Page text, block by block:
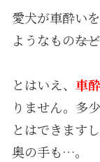
愛犬が車酔い
ようなもの――
とはいえ、 車
りません。多
とはできます
奥の手も…。